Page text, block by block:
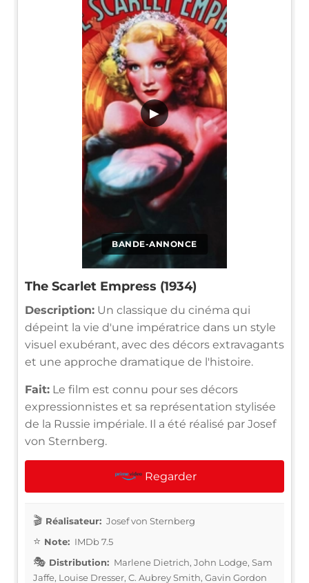
BANDE-ANNONCE
▶
The Scarlet Empress (1934)
Description: Un classique du cinéma qui
dépeint la vie d'une impératrice dans un style
visuel exubérant, avec des décors extravagants
et une approche dramatique de l'histoire.
Fait: Le film est connu pour ses décors
expressionnistes et sa représentation stylisée
de la Russie impériale. Il a été réalisé par Josef
von Sternberg.
Regarder
Réalisateur: Josef von Sternberg
Note: IMDb 7.5
Distribution: Marlene Dietrich, John Lodge, Sam
Jaffe, Louise Dresser, C. Aubrey Smith, Gavin Gordon